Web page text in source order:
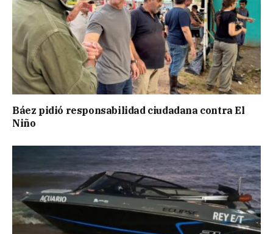
Báez pidió responsabilidad ciudadana contra El
Niño